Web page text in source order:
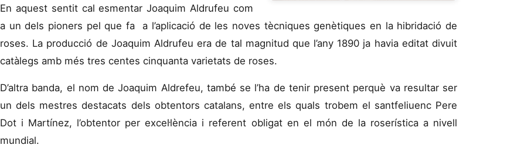
En aquest sentit cal esmentar Joaquim Aldrufeu com
a un dels pioners pel que fa a l’aplicació de les noves tècniques genètiques en la hibridació de
roses. La producció de Joaquim Aldrufeu era de tal magnitud que l’any 1890 ja havia editat divuit
catàlegs amb més tres centes cinquanta varietats de roses.
D’altra banda, el nom de Joaquim Aldrefeu, també se l’ha de tenir present perquè va resultar ser
un dels mestres destacats dels obtentors catalans, entre els quals trobem el santfeliuenc Pere
Dot i Martínez, l’obtentor per excel·lència i referent obligat en el món de la roserística a nivell
mundial.